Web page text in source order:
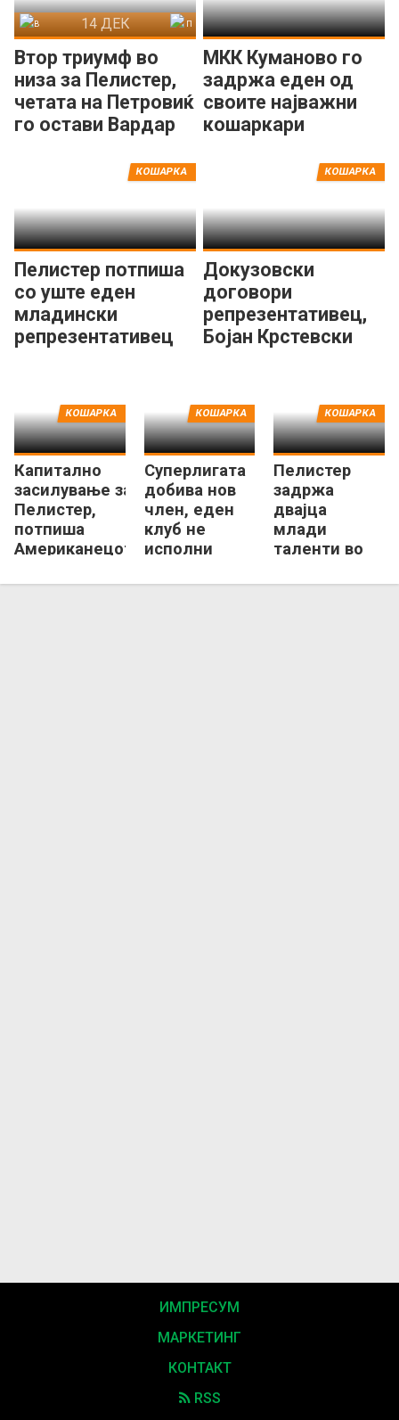
Втор триумф во
низа за Пелистер,
четата на Петровиќ
го остави Вардар
14 ДЕК
МКК Куманово го
задржа еден од
своите најважни
кошаркари
Пелистер потпиша
со уште еден
младински
репрезентативец
КОШАРКА
Докузовски
договори
репрезентативец,
Бојан Крстевски
КОШАРКА
Капитално
засилување за
Пелистер,
потпиша
Американецот
КОШАРКА
Суперлигата
добива нов
член, еден
клуб не
исполни
КФМ!
КОШАРКА
Пелистер
задржа
двајца
млади
таленти во
КОШАРКА
ИМПРЕСУМ
МАРКЕТИНГ
КОНТАКТ
RSS